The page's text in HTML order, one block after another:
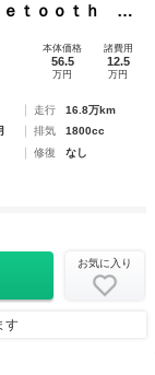
ｔｏｏｔｈ バ
イト スマート
本体価格
56.5
万円
諸費用
12.5
万円
走行
16.8万km
排気
1800cc
修復
なし
お気に入り
す